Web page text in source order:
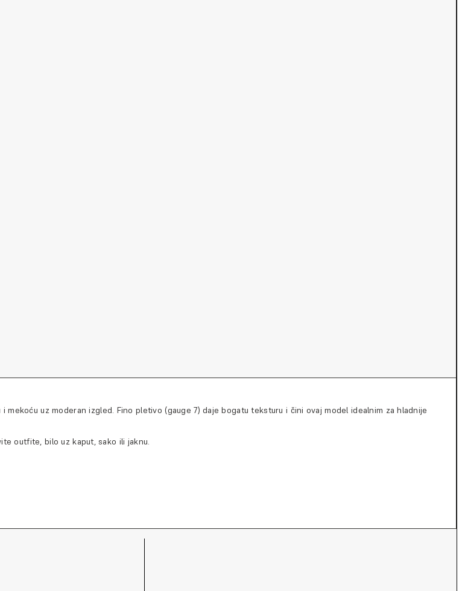
uz moderan izgled. Fino pletivo (gauge 7) daje bogatu teksturu i čini ovaj model idealnim za hladnije
outfite, bilo uz kaput, sako ili jaknu.